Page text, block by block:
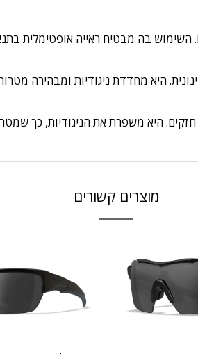
השימוש בה מבטיח ראייה אופטימלית
היא מחדדת ניגודיות ומבהירה
היא משפרת את הניגודיות, כך
מוצרים קשורים